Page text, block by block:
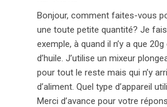
Bonjour, comment faites-vous
une toute petite quantité? Je
exemple, à quand il n’y a que
d’huile. J’utilise un mixeur
pour tout le reste mais qui n’y
d’aliment. Quel type d’appareil
Merci d’avance pour votre